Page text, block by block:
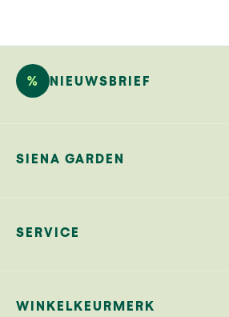
% NIEUWSBRIEF
SIENA GARDEN
SERVICE
WINKELKEURMERK